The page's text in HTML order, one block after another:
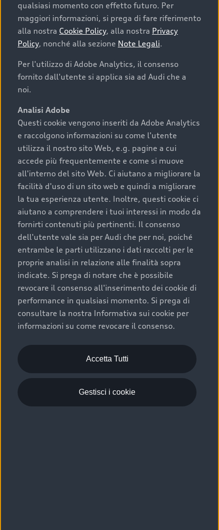
Cosa sapere prima di
acquistare la tua prossima
auto
I requisiti fondamentali da considerare prima di
acquistare un’auto usata, oltre al prezzo e all'aspetto,
chilometraggio: un valore contenuto corrisponde a
uno stato migliore del veicolo e a una maggiore
durata nel tempo;
cronologia dei tagliandi: una documentazione
completa della vettura certifica una manutenzione
costante e accurata;
condizioni della carrozzeria e degli interni: una
buona conservazione evidenzia cura e attenzione del
precedente proprietario;
efficienza meccanica: motore, trasmissione e
componenti principali in ottimo stato garantiscono
prestazioni affidabili e sicure.
Acquistare un’auto usata in una Concessionaria ufficiale
Audi che offre l’usato garantito tramite Audi Prima
Scelta :plus, significa affidarsi ad un prodotto che viene
sottoposto a 110 controlli approfonditi e coperto da
garanzia fino a 4 anni per una maggiore tutela del tuo
acquisto.
qualsiasi momento con effetto futuro. Per
maggiori informazioni, si prega di fare riferimento
alla nostra Cookie Policy, alla nostra Privacy
Policy, nonché alla sezione Note Legali.
Per l'utilizzo di Adobe Analytics, il consenso
fornito dall'utente si applica sia ad Audi che a
noi.
Analisi Adobe
Questi cookie vengono inseriti da Adobe Analytics
e raccolgono informazioni su come l'utente
utilizza il nostro sito Web, e.g. pagine a cui
accede più frequentemente e come si muove
all'interno del sito Web. Ci aiutano a migliorare la
facilità d'uso di un sito web e quindi a migliorare
la tua esperienza utente. Inoltre, questi cookie ci
aiutano a comprendere i tuoi interessi in modo da
fornirti contenuti più pertinenti. Il consenso
dell'utente vale sia per Audi che per noi, poiché
entrambe le parti utilizzano i dati raccolti per le
proprie analisi in relazione alle finalità sopra
indicate. Si prega di notare che è possibile
revocare il consenso all'inserimento dei cookie di
performance in qualsiasi momento. Si prega di
consultare la nostra Informativa sui cookie per
informazioni su come revocare il consenso.
Accetta Tutti
Gestisci i cookie